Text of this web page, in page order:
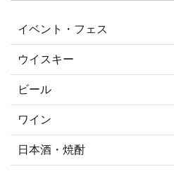
イベント・フェス
ウイスキー
ビール
ワイン
日本酒・焼酎